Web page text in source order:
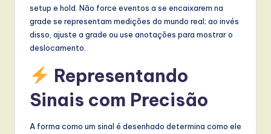
setup e hold. Não force eventos a se encaixarem na
grade se representam medições do mundo real; ao invés
disso, ajuste a grade ou use anotações para mostrar o
deslocamento.
Representando
Sinais com Precisão
A forma como um sinal é desenhado determina como ele